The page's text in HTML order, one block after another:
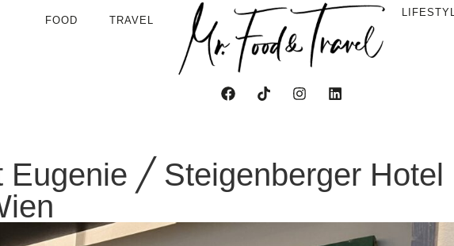
FOOD TRAVEL
Eugenie ╱ Steigenberger Hotel